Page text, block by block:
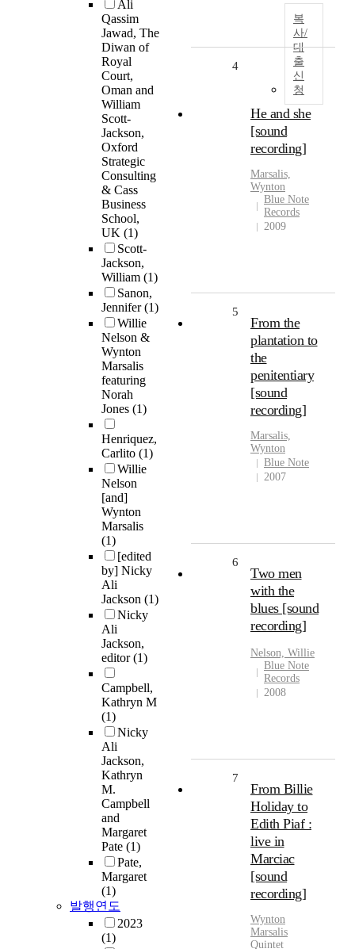
Ali
Qassim
Jawad, The
Diwan of
Royal
Court,
Oman and
William
Scott-
Jackson,
Oxford
Strategic
Consulting
& Cass
Business
School,
UK (1)
Scott-
Jackson,
William (1)
Sanon,
Jennifer(1)
Willie
Nelson &
Wynton
Marsalis
featuring
Norah
Jones (1)
Henriquez,
Carlito (1)
Willie
Nelson
[and]
Wynton
Marsalis
(1)
[edited
by] Nicky
Ali
Jackson (1)
Nicky
Ali
Jackson,
editor(1)
Campbell,
Kathryn M
(1)
Nicky
Ali
Jackson,
Kathryn
M.
Campbell
and
Margaret
Pate (1)
Pate,
Margaret
(1)
발행연도
2023
(1)
복
사/
대
출
신
청
4
He and she
[sound
recording]
Marsalis,
Wynton
Blue Note
Records
2009
5
From the
plantation to
the
penitentiary
[sound
recording]
Marsalis,
Wynton
Blue Note
2007
6
Two men
with the
blues [sound
recording]
Nelson, Willie
Blue Note
Records
2008
7
From Billie
Holiday to
Edith Piaf :
live in
Marciac
[sound
recording]
Wynton
Marsalis
Quintet